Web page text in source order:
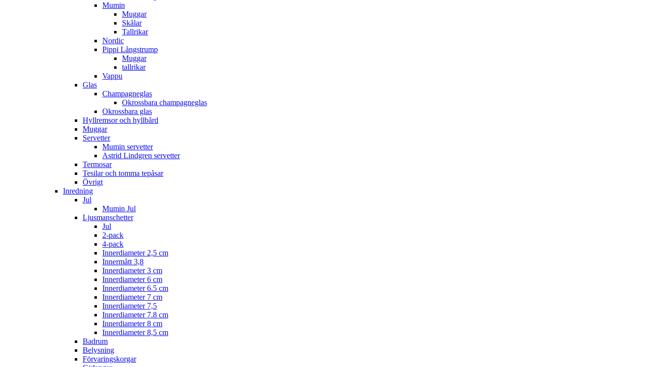
Mumin
Muggar
Skålar
Tallrikar
Nordic
Pippi Långstrump
Muggar
tallrikar
Vappu
Glas
Champagneglas
Okrossbara champagneglas
Okrossbara glas
Hyllremsor och hyllbård
Muggar
Servetter
Mumin servetter
Astrid Lindgren servetter
Termosar
Tesilar och tomma tepåsar
Övrigt
Inredning
Jul
Mumin Jul
Ljusmanschetter
Jul
2-pack
4-pack
Innerdiameter 2,5 cm
Innermått 3,8
Innerdiameter 3 cm
Innerdiameter 6 cm
Innerdiameter 6.5 cm
Innerdiameter 7 cm
Innerdiameter 7,5
Innerdiameter 7.8 cm
Innerdiameter 8 cm
Innerdiameter 8,5 cm
Badrum
Belysning
Förvaringskorgar